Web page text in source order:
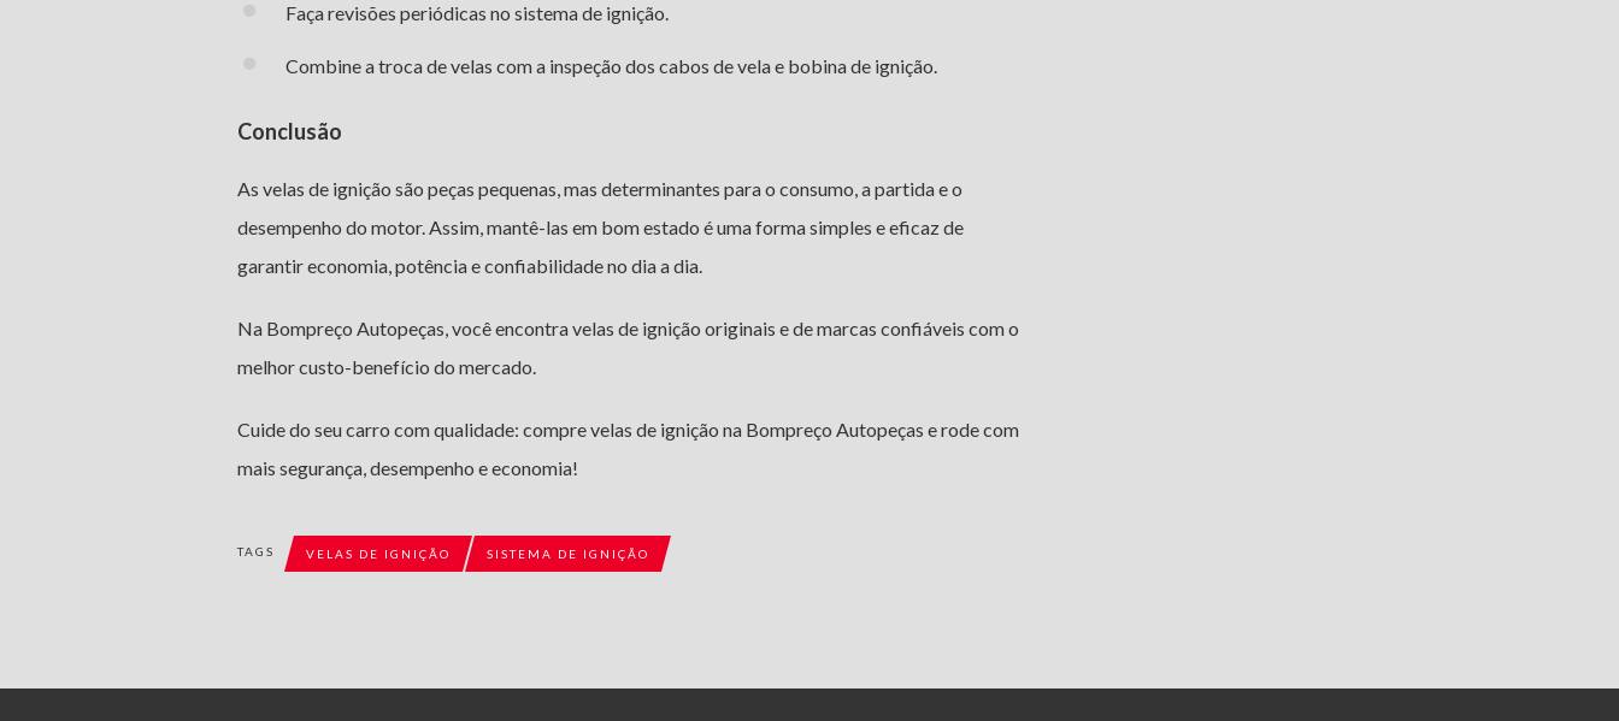
Faça revisões periódicas no sistema de ignição.
Combine a troca de velas com a inspeção dos cabos de vela e bobina de ignição.
Conclusão
As velas de ignição são peças pequenas, mas determinantes para o consumo, a partida e o
desempenho do motor. Assim, mantê-las em bom estado é uma forma simples e eficaz de
garantir economia, potência e confiabilidade no dia a dia.
Na Bompreço Autopeças, você encontra velas de ignição originais e de marcas confiáveis com o
melhor custo-benefício do mercado.
Cuide do seu carro com qualidade: compre velas de ignição na Bompreço Autopeças e rode com
mais segurança, desempenho e economia!
TAGS VELAS DE IGNIÇÃO SISTEMA DE IGNIÇÃO